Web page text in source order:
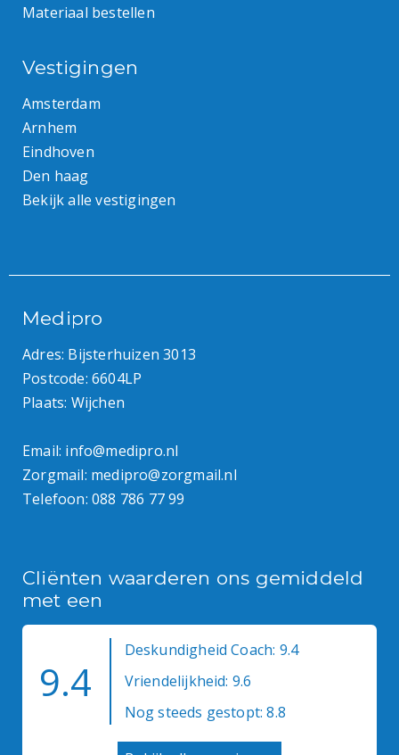
Materiaal bestellen
Vestigingen
Amsterdam
Arnhem
Eindhoven
Den haag
Bekijk alle vestigingen
Medipro
Adres: Bijsterhuizen 3013
Postcode: 6604LP
Plaats: Wijchen
Email: info@medipro.nl
Zorgmail: medipro@zorgmail.nl
Telefoon: 088 786 77 99
Cliënten waarderen ons gemiddeld
met een
9.4
Deskundigheid Coach: 9.4
Vriendelijkheid: 9.6
Nog steeds gestopt: 8.8